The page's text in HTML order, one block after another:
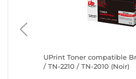
UPrint Toner compatible
/ TN-2210 / TN-2010 (Noir)